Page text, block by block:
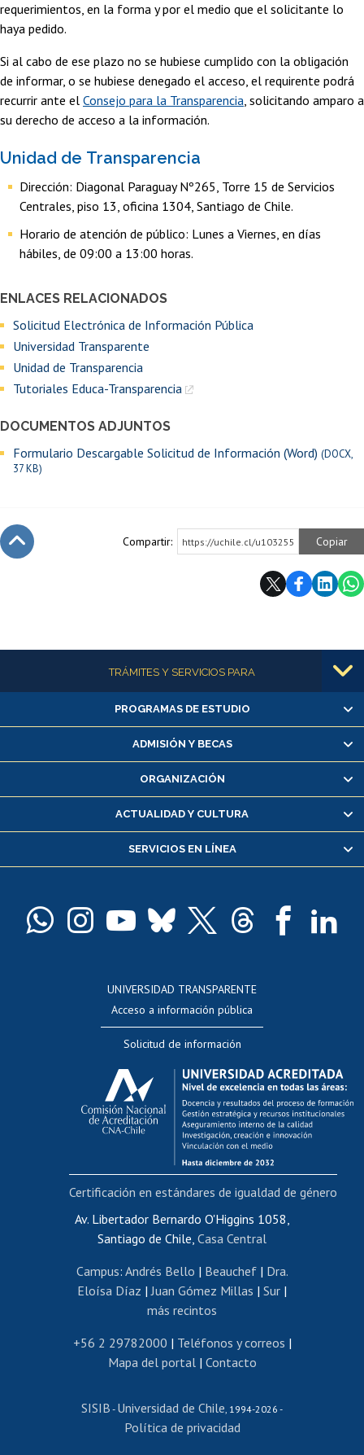
ENLACES RELACIONADOS
Solicitud Electrónica de Información Pública
Universidad Transparente
Unidad de Transparencia
Tutoriales Educa-Transparencia
DOCUMENTOS ADJUNTOS
Formulario Descargable Solicitud de Información (Word) (DOCX,
37 KB)
requerimientos, en la forma y por el medio que el solicitante lo
haya pedido.
Si al cabo de ese plazo no se hubiese cumplido con la obligación
de informar, o se hubiese denegado el acceso, el requirente podrá
recurrir ante el Consejo para la Transparencia, solicitando amparo a
su derecho de acceso a la información.
Unidad de Transparencia
Dirección: Diagonal Paraguay Nº265, Torre 15 de Servicios
Centrales, piso 13, oficina 1304, Santiago de Chile.
Horario de atención de público: Lunes a Viernes, en días
hábiles, de 09:00 a 13:00 horas.
Compartir: https://uchile.cl/u103255 Copiar
Más informaciónTRÁMITES Y SERVICIOS PARA
Alumnas/os y exalumnas/os
Matrícula en línea
Inscripción y cambio de asignaturas
Consulta y certificado de notas
Servicio médico y dental
Pago de arancel y crédito alumnos
Docentes
Evaluación docente
Calificación académica
Postulación al AUCAI
Funcionarias/os
Cursos internos de capacitación
Bienestar del personal
Portal de movilidad interna
Certificado de renta
Certificado de renta honorarios
Editar páginas blancas
Extranjeras/os
Revalidación y reconocimiento de títulos
Postulación al Programa de Movilidad Estudiantil
Cursos de español
PROGRAMAS DE ESTUDIO
ADMISIÓN Y BECAS
ORGANIZACIÓN
ACTUALIDAD Y CULTURA
SERVICIOS EN LÍNEA
UNIVERSIDAD TRANSPARENTE
Acceso a información pública
Solicitud de información
Av. Libertador Bernardo O'Higgins 1058,
Santiago de Chile, Casa Central
Campus: Andrés Bello | Beauchef| Dra.
Eloísa Díaz | Juan Gómez Millas | Sur |
más recintos
+56 2 29782000 | Teléfonos y correos |
Mapa del portal| Contacto
SISIB - Universidad de Chile , 1994-2026 -
Política de privacidad
Certificación en estándares de igualdad de género